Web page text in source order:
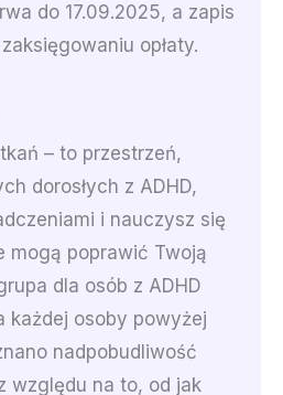
do 17.09.2025, a zapis
opłaty.
– to przestrzeń,
dorosłych z ADHD,
i nauczysz się
mogą poprawić Twoją
dla osób z ADHD
każdej osoby powyżej
nadpobudliwość
względu na to, od jak